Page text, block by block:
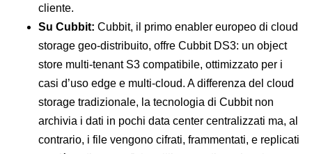
cliente.
Su Cubbit: Cubbit, il primo enabler europeo di cloud
storage geo-distribuito, offre Cubbit DS3: un object
store multi-tenant S3 compatibile, ottimizzato per i
casi d’uso edge e multi-cloud. A differenza del cloud
storage tradizionale, la tecnologia di Cubbit non
archivia i dati in pochi data center centralizzati ma, al
contrario, i file vengono cifrati, frammentati, e replicati